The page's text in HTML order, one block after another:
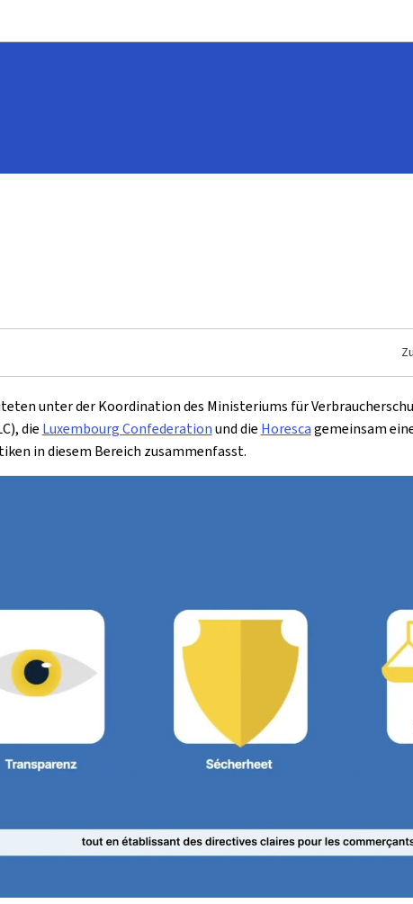
unter der Koordination des Ministeriums für
die Luxembourg Confederationund die Horescagemeinsam
in diesem Bereich zusammenfasst.